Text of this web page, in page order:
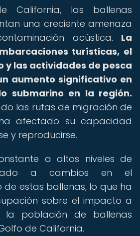
California, las ballenas
una creciente amenaza
acústica. La
turísticas, el
las actividades de pesca
aumento significativo en
submarino en la región.
las rutas de migración de
afectado su capacidad
y reproducirse.
a altos niveles de
a cambios en el
estas ballenas, lo que ha
sobre el impacto a
población de ballenas
de California.